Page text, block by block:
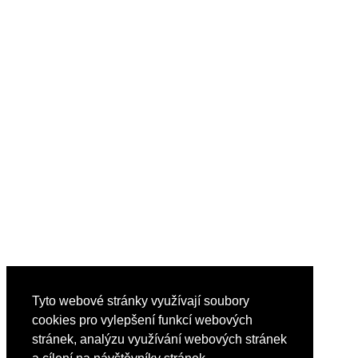
Tyto webové stránky využívají soubory
cookies pro vylepšení funkcí webových
stránek, analýzu využívání webových stránek